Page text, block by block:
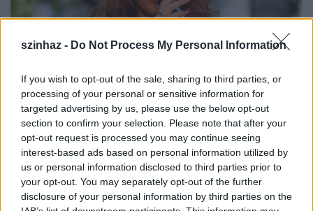
szinhaz - Do Not Process My Personal Information
If you wish to opt-out of the sale, sharing to third parties, or
processing of your personal or sensitive information for
targeted advertising by us, please use the below opt-out
section to confirm your selection. Please note that after your
opt-out request is processed you may continue seeing
interest-based ads based on personal information utilized by
us or personal information disclosed to third parties prior to
your opt-out. You may separately opt-out of the further
disclosure of your personal information by third parties on the
Ez az izgalom egy-két előadás után természetesen
alábbhagy, legyen szó operettről, musicalről vagy